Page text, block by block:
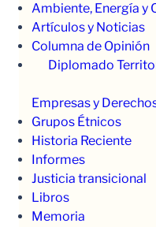
Ambiente, Energía y
Artículos y Noticias
Columna de Opinión
Diplomado
Empresas y
Grupos Étnicos
Historia Reciente
Informes
Justicia transicional
Libros
Memoria